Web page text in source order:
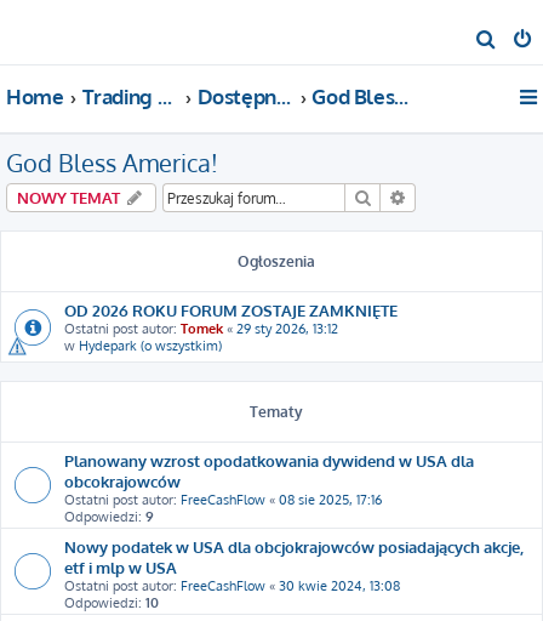
z
Home Trading For a Living Dostępne kategorie God Bless America!
God Bless America!
NOWY TEMAT Szukaj
Ogłoszenia
OD 2026 ROKU FORUM ZOSTAJE ZAMKNIĘTE
Ostatni post autor: Tomek « 29 sty 2026, 13:12
w Hydepark (o wszystkim)
Tematy
Planowany wzrost opodatkowania dywidend w USA dla
obcokrajowców
Ostatni post autor: FreeCashFlow « 08 sie 2025, 17:16
Odpowiedzi: 9
Nowy podatek w USA dla obcjokrajowców posiadających akcje,
etf i mlp w USA
Ostatni post autor: FreeCashFlow « 30 kwie 2024, 13:08
Odpowiedzi: 10